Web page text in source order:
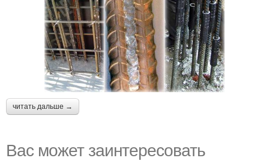
читать дальше →
Вас может заинтересовать